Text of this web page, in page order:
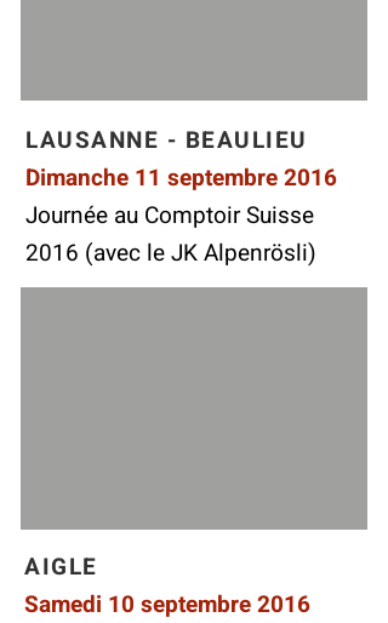
LAUSANNE - BEAULIEU
Dimanche 11 septembre 2016
Journée au Comptoir Suisse
2016 (avec le JK Alpenrösli)
AIGLE
Samedi 10 septembre 2016